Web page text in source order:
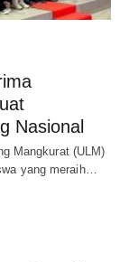
Nasional
Mangkurat (ULM)
yang meraih…